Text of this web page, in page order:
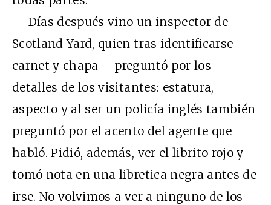
Días después vino un inspector de
Scotland Yard, quien tras identificarse —
carnet y chapa— preguntó por los
detalles de los visitantes: estatura,
aspecto y al ser un policía inglés también
preguntó por el acento del agente que
habló. Pidió, además, ver el librito rojo y
tomó nota en una libretica negra antes de
irse. No volvimos a ver a ninguno de los